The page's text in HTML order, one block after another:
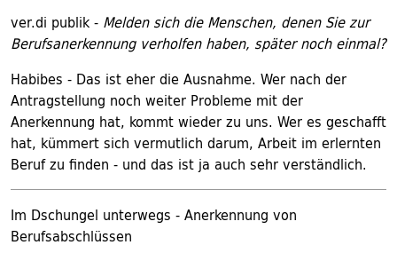
ver.di publik - Melden sich die Menschen, denen Sie zur
Berufsanerkennung verholfen haben, später noch einmal?
Habibes - Das ist eher die Ausnahme. Wer nach der
Antragstellung noch weiter Probleme mit der
Anerkennung hat, kommt wieder zu uns. Wer es geschafft
hat, kümmert sich vermutlich darum, Arbeit im erlernten
Beruf zu finden - und das ist ja auch sehr verständlich.
Im Dschungel unterwegs - Anerkennung von
Berufsabschlüssen